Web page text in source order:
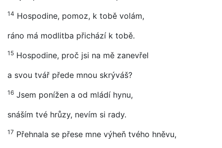
14 Hospodine, pomoz, k tobě volám,
ráno má modlitba přichází k tobě.
15 Hospodine, proč jsi na mě zanevřel
a svou tvář přede mnou skrýváš?
16 Jsem ponížen a od mládí hynu,
snáším tvé hrůzy, nevím si rady.
17 Přehnala se přese mne výheň tvého hněvu,